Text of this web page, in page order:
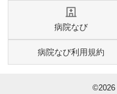
病院なび
病院なび利用規約
©2026